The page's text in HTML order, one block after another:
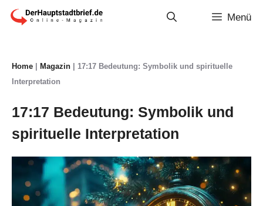
Zum
Menü
Home Magazin
17:17 Bedeutung: Symbolik und spirituelle
Interpretation
17:17 Bedeutung: Symbolik und
spirituelle Interpretation